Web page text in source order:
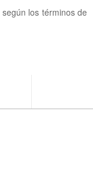
los términos de